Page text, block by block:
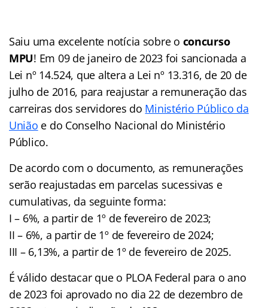
Saiu uma excelente notícia sobre o concurso
MPU! Em 09 de janeiro de 2023 foi sancionada a
Lei nº 14.524, que altera a Lei nº 13.316, de 20 de
julho de 2016, para reajustar a remuneração das
carreiras dos servidores do Ministério Público da
União e do Conselho Nacional do Ministério
Público.
De acordo com o documento, as remunerações
serão reajustadas em parcelas sucessivas e
cumulativas, da seguinte forma:
I – 6%, a partir de 1º de fevereiro de 2023;
II – 6%, a partir de 1º de fevereiro de 2024;
III – 6,13%, a partir de 1º de fevereiro de 2025.
É válido destacar que o PLOA Federal para o ano
de 2023 foi aprovado no dia 22 de dezembro de